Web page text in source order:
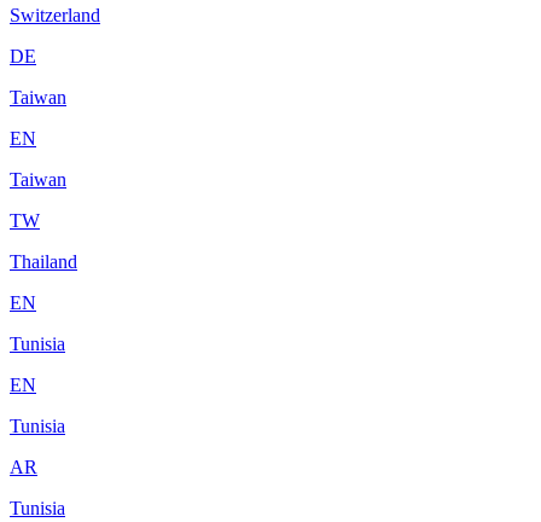
Switzerland
DE
Taiwan
EN
Taiwan
TW
Thailand
EN
Tunisia
EN
Tunisia
AR
Tunisia